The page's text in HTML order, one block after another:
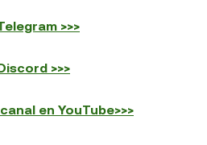
>>>
>>>
en YouTube>>>